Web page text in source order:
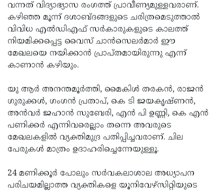
വന്നത് വിദ്യാഭ്യാസ രംഗത്ത് പ്രാവീണ്യമുള്ളവരാണ്.
കഴിഞ്ഞ മൂന്ന് ദശാബ്ദങ്ങളുടെ ചരിത്രമെടുത്താല്‍
വിവിധ എല്‍ഡിഎഫ് സര്‍കാരുകളുടെ കാലത്ത്
നിയമിക്കപ്പെട്ട വൈസ് ചാന്‍സെലര്‍മാര്‍ ഈ
മേഖലയെ നയിക്കാന്‍ പ്രാപ്തമായിരുന്നു എന്ന്
കാണാന്‍ കഴിയും.
യു ആര്‍ അനന്തമൂര്‍ത്തി, മൈകിള്‍ തരകന്‍, രാജന്‍
ഗുരുക്കള്‍, ഗംഗന്‍ പ്രതാപ്, കെ ടി ജയകൃഷ്ണന്‍,
അന്‍വര്‍ ജഹാന്‍ സുബേരി, എന്‍ പി ഉണ്ണി, കെ എന്‍
പണിക്കര്‍ എന്നിവരെല്ലാം തന്നെ അവരുടെ
മേഖലകളില്‍ വ്യക്തിമുദ്ര പതിപ്പിച്ചവരാണ്. ചില
പേരുകള്‍ മാത്രം ഉദാഹരിച്ചെന്നേയുള്ളൂ.
24 മണിക്കൂര്‍ പോലും സര്‍വകലാശാല അധ്യാപന
പരിചയമില്ലാത്ത വ്യക്തികളെ യൂനിവേഴ്‌സിറ്റിയുടെ